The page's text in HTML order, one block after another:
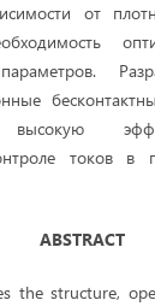
от
высокую
токов в
ABSTRACT
the structure,